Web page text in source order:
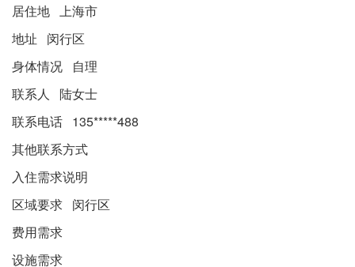
居住地 上海市
地址 闵行区
身体情况 自理
联系人 陆女士
联系电话 135*****488
其他联系方式
入住需求说明
区域要求 闵行区
费用需求
设施需求